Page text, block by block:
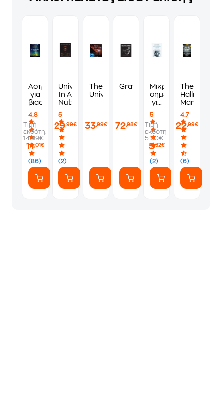
Αστροφυσική
για
βιαστικούς
4.8
(86)
Τιμή
εκδότη:
14.99€
11,01€
Universe
In A
Nutshell
5
(2)
29,99€
The
Universe
33,99€
Gravitation
72,98€
Μικρές
σημειώσεις
για
τέχνη
και
τον
τρόπο
να
τακτοποιούμε
τα
βιβλία
μας
5
(2)
Τιμή
εκδότη:
5.50€
5,32€
The
Hallmarked
Man
4.7
(6)
22,99€